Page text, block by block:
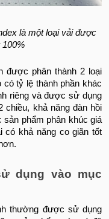
là một loại vải được
được phân thành 2 loại
có tỷ lệ thành phần khác
riêng và được sử dụng
khả năng đàn hồi
phẩm phân khúc giá
có khả năng co giãn tốt
dụng vào mục
thường được sử dụng